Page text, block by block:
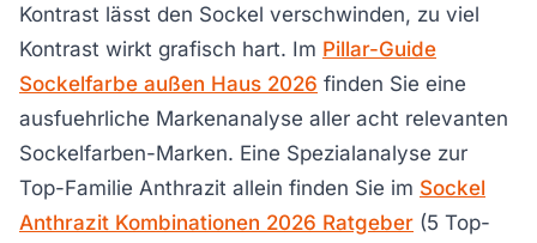
Kontrast lässt den Sockel verschwinden, zu viel
Kontrast wirkt grafisch hart. Im Pillar-Guide
Sockelfarbe außen Haus 2026 finden Sie eine
ausfuehrliche Markenanalyse aller acht relevanten
Sockelfarben-Marken. Eine Spezialanalyse zur
Top-Familie Anthrazit allein finden Sie im Sockel
Anthrazit Kombinationen 2026 Ratgeber (5 Top-